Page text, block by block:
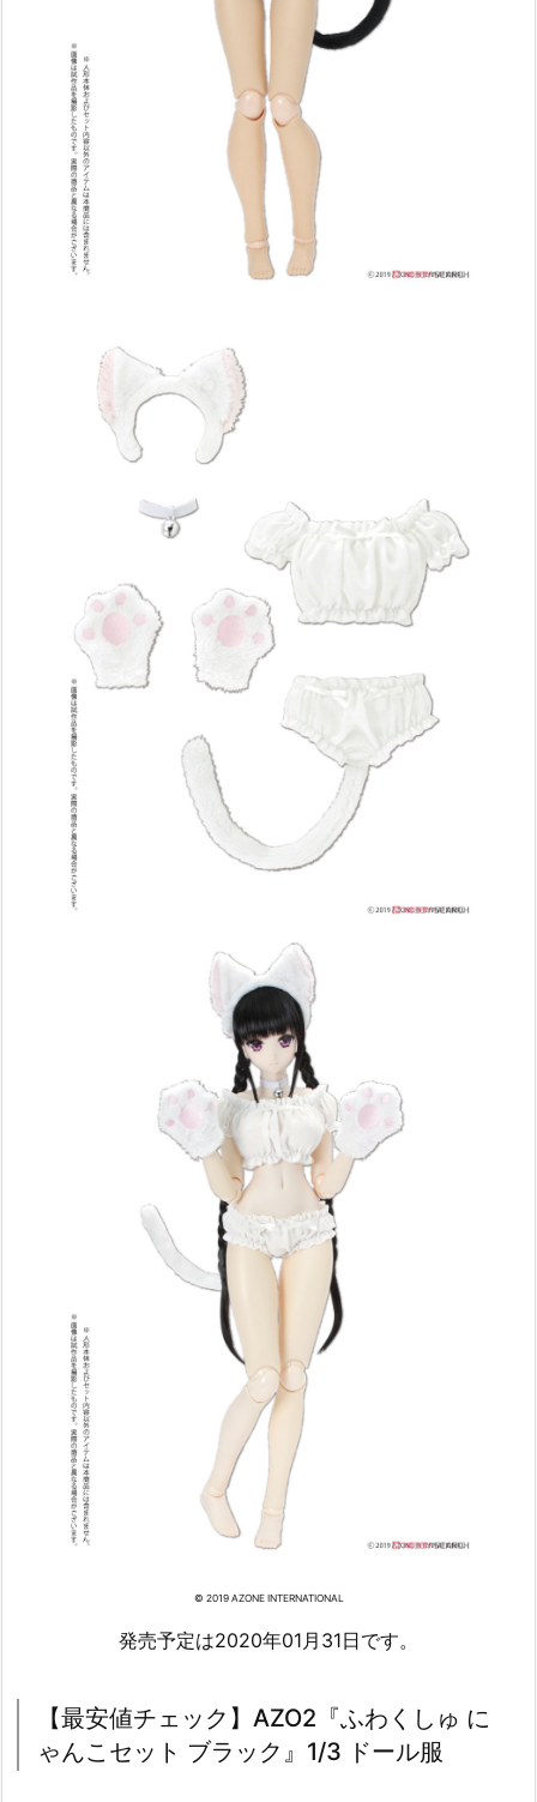
© 2019 AZONE INTERNATIONAL
発売予定は2020年01月31日です。
【最安値チェック】AZO2『ふわくしゅ に
ゃんこセット ブラック』1/3 ドール服